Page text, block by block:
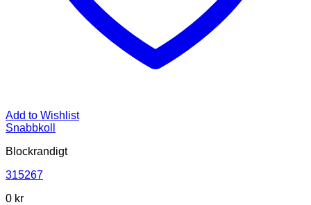
Add to Wishlist
Snabbkoll
Blockrandigt
315267
0 kr